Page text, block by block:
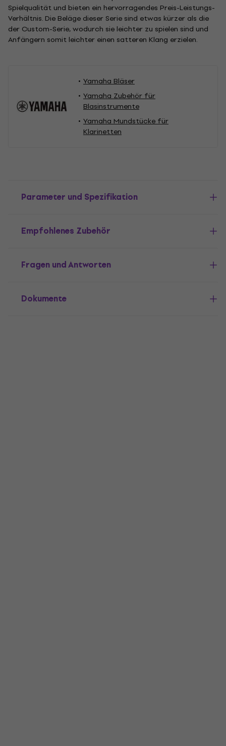
Spielqualität und bieten ein hervorragendes Preis-Leistungs-
Verhältnis. Die Beläge dieser Serie sind etwas kürzer als die
der Custom-Serie, wodurch sie leichter zu spielen sind und
Anfängern somit leichter einen satteren Klang erzielen.
Yamaha Bläser
Yamaha Zubehör für
Blasinstrumente
Yamaha Mundstücke für
Klarinetten
Parameter und Spezifikation
Empfohlenes Zubehör
Fragen und Antworten
Dokumente